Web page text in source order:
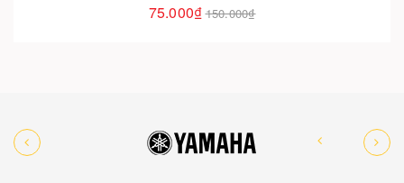
75.000₫150.000₫